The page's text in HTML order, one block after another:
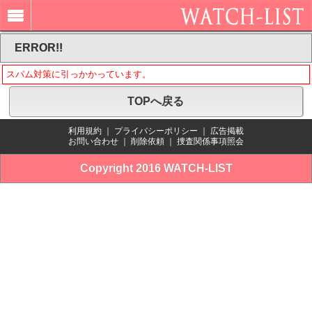
ERROR!!
スパム対策に引っかかっています。
TOPへ戻る
利用規約 プライバシーポリシー
広告掲載
お問い合わせ
削除依頼 捜査関係事項照会
Copyright 2016 WATCH-LIST